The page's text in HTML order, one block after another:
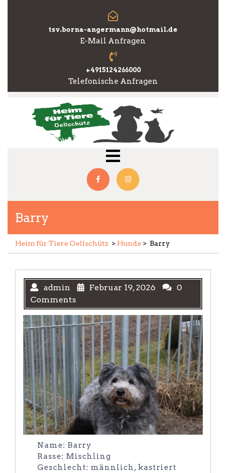
tsv.borna-angermann@hotmail.de
E-Mail Anfragen
+4915124266000
Telefonische Anfragen
Open
Menu
Facebook
Barry
Heim für Tiere Oellschütz > Hunde > Barry
admin Februar 19, 2026
0
Comments
Name: Barry
Rasse: Mischling
Geschlecht: männlich, kastriert